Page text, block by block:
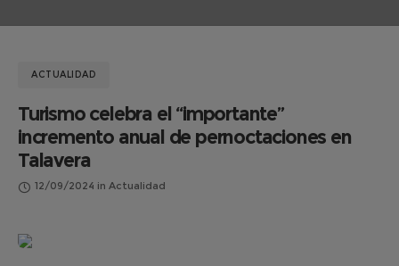
ACTUALIDAD
Turismo celebra el “importante”
incremento anual de pernoctaciones en
Talavera
12/09/2024 in Actualidad